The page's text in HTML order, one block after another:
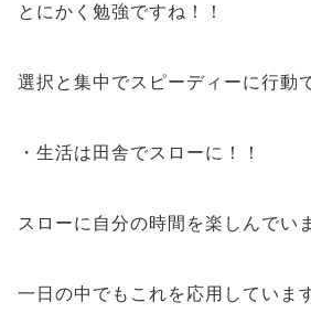
とにかく 勉強ですね！！
選択と集中 でスピーディーに行動
・生活は田舎でスローに！！
スローに 自分の時間を楽しんでい
一日の中 でもこれを応用 していま